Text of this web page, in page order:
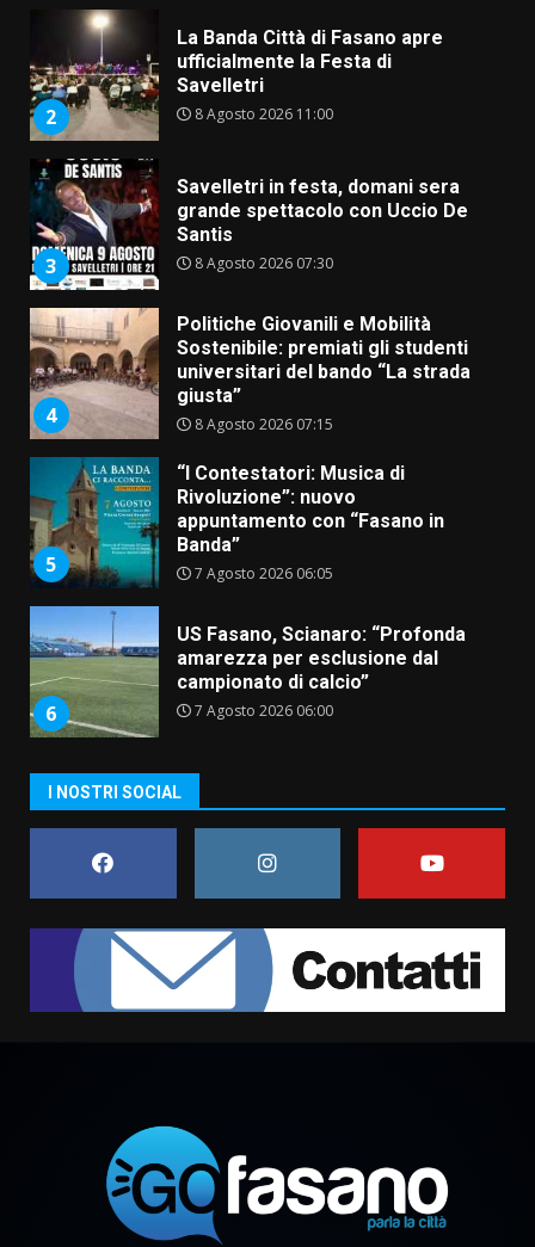
2
La Banda Città di Fasano apre
ufficialmente la Festa di
Savelletri
8 Agosto 2026 11:00
3
Savelletri in festa, domani sera
grande spettacolo con Uccio De
Santis
8 Agosto 2026 07:30
4
Politiche Giovanili e Mobilità
Sostenibile: premiati gli studenti
universitari del bando “La strada
giusta”
8 Agosto 2026 07:15
5
“I Contestatori: Musica di
Rivoluzione”: nuovo
appuntamento con “Fasano in
Banda”
7 Agosto 2026 06:05
6
US Fasano, Scianaro: “Profonda
amarezza per esclusione dal
campionato di calcio”
7 Agosto 2026 06:00
Fasanese ferito a colpi di arma
1
Serie D, l’Us Fasano non molla e
conferma di voler ricorrere per
ottenere l’iscrizione
8 Agosto 2026 19:55
Savelletri
8 Agosto 2026 11:00
Savelletri in festa, domani sera
I NOSTRI SOCIAL